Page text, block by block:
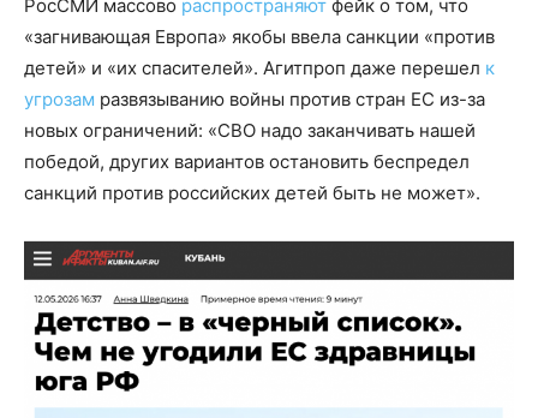
РосСМИ массово распространяют фейк о том, что
«загнивающая Европа» якобы ввела санкции «против
детей» и «их спасителей». Агитпроп даже перешел к
угрозам развязыванию войны против стран ЕС из-за
новых ограничений: «СВО надо заканчивать нашей
победой, других вариантов остановить беспредел
санкций против российских детей быть не может».